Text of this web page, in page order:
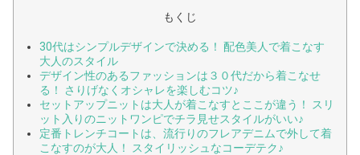
もくじ
30代はシンプルデザインで決める！ 配色美人で着こなす
大人のスタイル
デザイン性のあるファッションは３０代だから着こなせ
る！ さりげなくオシャレを楽しむコツ♪
セットアップニットは大人が着こなすとここが違う！ スリ
ット入りのニットワンピでチラ見せスタイルがいい♪
定番トレンチコートは、流行りのフレアデニムで外して着
こなすのが大人！ スタイリッシュなコーデテク♪